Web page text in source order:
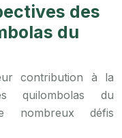
des
du
contribution à la
quilombolas du
défis